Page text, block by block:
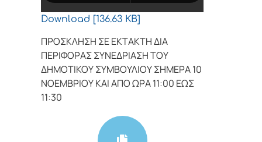
Download [136.63 KB]
ΠΡΟΣΚΛΗΣΗ ΣΕ ΕΚΤΑΚΤΗ ΔΙΑ
ΠΕΡΙΦΟΡΑΣ ΣΥΝΕΔΡΙΑΣΗ ΤΟΥ
ΔΗΜΟΤΙΚΟΥ ΣΥΜΒΟΥΛΙΟΥ ΣΗΜΕΡΑ 10
ΝΟΕΜΒΡΙΟΥ ΚΑΙ ΑΠΟ ΩΡΑ 11:00 ΕΩΣ
11:30